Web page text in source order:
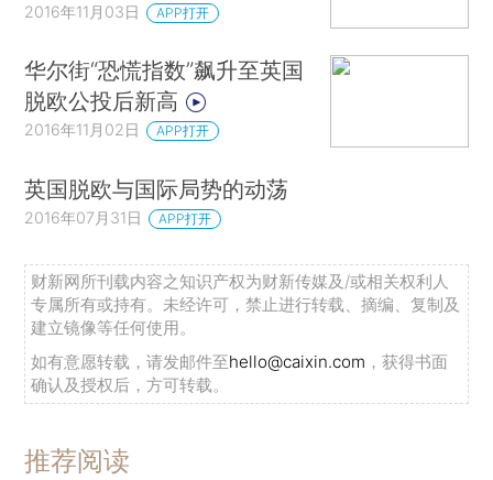
2016年11月03日 APP打开
华尔街“恐慌指数”飙升至英国
脱欧公投后新高
2016年11月02日 APP打开
英国脱欧与国际局势的动荡
2016年07月31日 APP打开
财新网所刊载内容之知识产权为财新传媒及/或相关权利人
专属所有或持有。未经许可，禁止进行转载、摘编、复制及
建立镜像等任何使用。
如有意愿转载，请发邮件至hello@caixin.com ，获得书面
确认及授权后，方可转载。
推荐阅读